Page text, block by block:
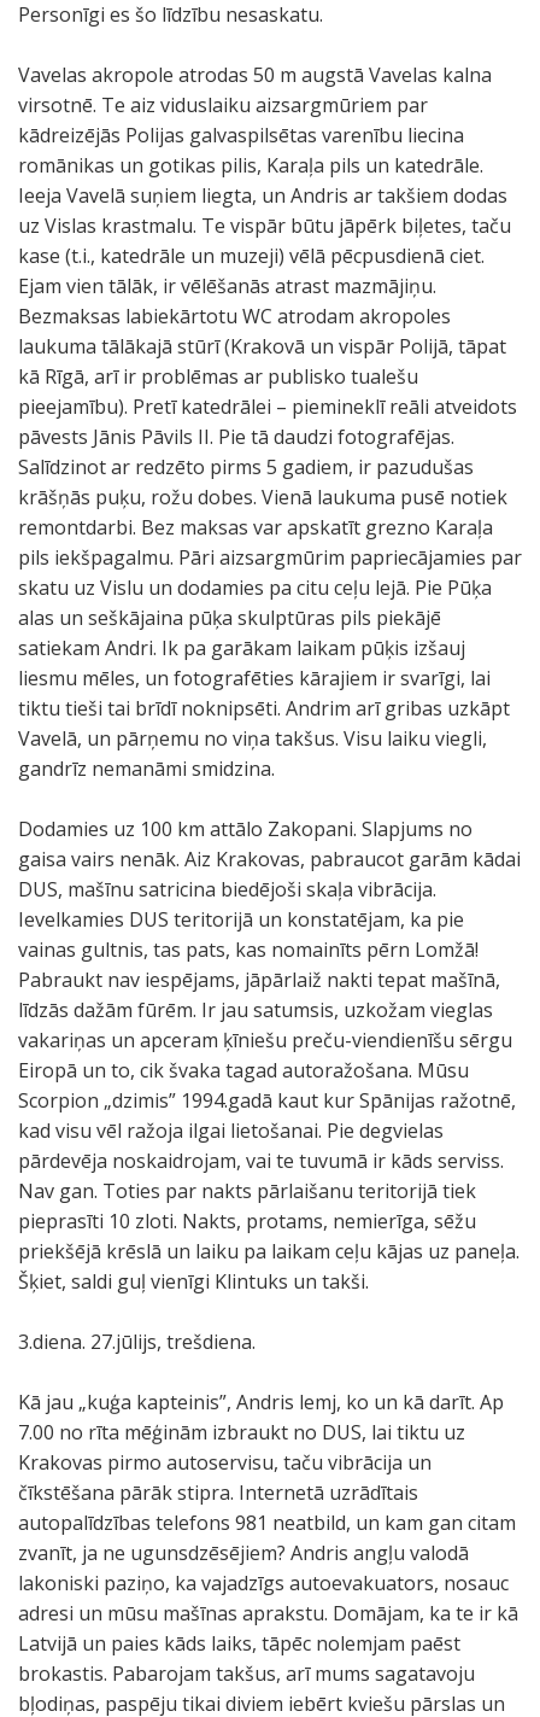
Personīgi es šo līdzību nesaskatu.
Vavelas akropole atrodas 50 m augstā Vavelas kalna
virsotnē. Te aiz viduslaiku aizsargmūriem par
kādreizējās Polijas galvaspilsētas varenību liecina
romānikas un gotikas pilis, Karaļa pils un katedrāle.
Ieeja Vavelā suņiem liegta, un Andris ar takšiem dodas
uz Vislas krastmalu. Te vispār būtu jāpērk biļetes, taču
kase (t.i., katedrāle un muzeji) vēlā pēcpusdienā ciet.
Ejam vien tālāk, ir vēlēšanās atrast mazmājiņu.
Bezmaksas labiekārtotu WC atrodam akropoles
laukuma tālākajā stūrī (Krakovā un vispār Polijā, tāpat
kā Rīgā, arī ir problēmas ar publisko tualešu
pieejamību). Pretī katedrālei – piemineklī reāli atveidots
pāvests Jānis Pāvils II. Pie tā daudzi fotografējas.
Salīdzinot ar redzēto pirms 5 gadiem, ir pazudušas
krāšņās puķu, rožu dobes. Vienā laukuma pusē notiek
remontdarbi. Bez maksas var apskatīt grezno Karaļa
pils iekšpagalmu. Pāri aizsargmūrim papriecājamies par
skatu uz Vislu un dodamies pa citu ceļu lejā. Pie Pūķa
alas un seškājaina pūķa skulptūras pils piekājē
satiekam Andri. Ik pa garākam laikam pūķis izšauj
liesmu mēles, un fotografēties kārajiem ir svarīgi, lai
tiktu tieši tai brīdī noknipsēti. Andrim arī gribas uzkāpt
Vavelā, un pārņemu no viņa takšus. Visu laiku viegli,
gandrīz nemanāmi smidzina.
Dodamies uz 100 km attālo Zakopani. Slapjums no
gaisa vairs nenāk. Aiz Krakovas, pabraucot garām kādai
DUS, mašīnu satricina biedējoši skaļa vibrācija.
Ievelkamies DUS teritorijā un konstatējam, ka pie
vainas gultnis, tas pats, kas nomainīts pērn Lomžā!
Pabraukt nav iespējams, jāpārlaiž nakti tepat mašīnā,
līdzās dažām fūrēm. Ir jau satumsis, uzkožam vieglas
vakariņas un apceram ķīniešu preču-viendienīšu sērgu
Eiropā un to, cik švaka tagad autoražošana. Mūsu
Scorpion „dzimis” 1994.gadā kaut kur Spānijas ražotnē,
kad visu vēl ražoja ilgai lietošanai. Pie degvielas
pārdevēja noskaidrojam, vai te tuvumā ir kāds serviss.
Nav gan. Toties par nakts pārlaišanu teritorijā tiek
pieprasīti 10 zloti. Nakts, protams, nemierīga, sēžu
priekšējā krēslā un laiku pa laikam ceļu kājas uz paneļa.
Šķiet, saldi guļ vienīgi Klintuks un takši.
3.diena. 27.jūlijs, trešdiena.
Kā jau „kuģa kapteinis”, Andris lemj, ko un kā darīt. Ap
7.00 no rīta mēģinām izbraukt no DUS, lai tiktu uz
Krakovas pirmo autoservisu, taču vibrācija un
čīkstēšana pārāk stipra. Internetā uzrādītais
autopalīdzības telefons 981 neatbild, un kam gan citam
zvanīt, ja ne ugunsdzēsējiem? Andris angļu valodā
lakoniski paziņo, ka vajadzīgs autoevakuators, nosauc
adresi un mūsu mašīnas aprakstu. Domājam, ka te ir kā
Latvijā un paies kāds laiks, tāpēc nolemjam paēst
brokastis. Pabarojam takšus, arī mums sagatavoju
bļodiņas, paspēju tikai diviem iebērt kviešu pārslas un